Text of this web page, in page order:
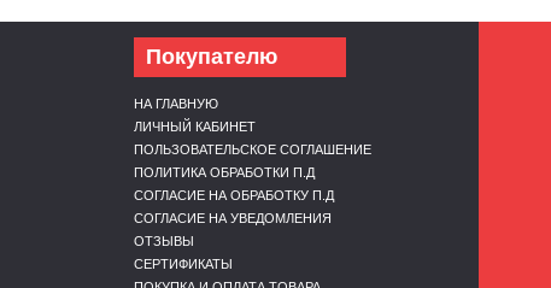
Покупателю
НА ГЛАВНУЮ
ЛИЧНЫЙ КАБИНЕТ
ПОЛЬЗОВАТЕЛЬСКОЕ СОГЛАШЕНИЕ
ПОЛИТИКА ОБРАБОТКИ П.Д
СОГЛАСИЕ НА ОБРАБОТКУ П.Д
СОГЛАСИЕ НА УВЕДОМЛЕНИЯ
ОТЗЫВЫ
СЕРТИФИКАТЫ